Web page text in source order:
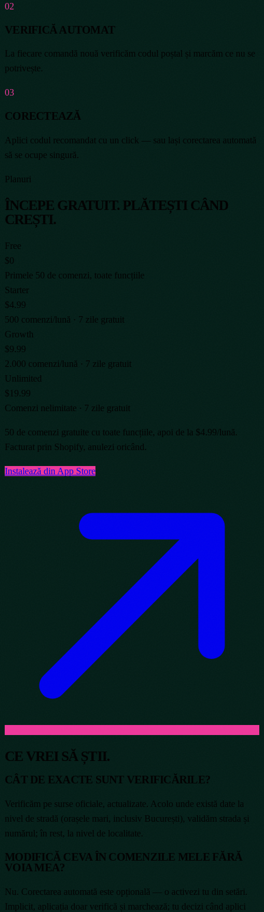
02
VERIFICĂ AUTOMAT
La fiecare comandă nouă verificăm codul poștal și marcăm ce nu se
potrivește.
03
CORECTEAZĂ
Aplici codul recomandat cu un click — sau lași corectarea automată
să se ocupe singură.
Planuri
ÎNCEPE GRATUIT. PLĂTEȘTI CÂND
CREȘTI.
Free
$0
Primele 50 de comenzi, toate funcțiile
Starter
$4.99
500 comenzi/lună · 7 zile gratuit
Growth
$9.99
2.000 comenzi/lună · 7 zile gratuit
Unlimited
$19.99
Comenzi nelimitate · 7 zile gratuit
50 de comenzi gratuite cu toate funcțiile, apoi de la $4.99/lună.
Facturat prin Shopify, anulezi oricând.
Instalează din App Store
CE VREI SĂ ȘTII.
CÂT DE EXACTE SUNT VERIFICĂRILE?
Verificăm pe surse oficiale, actualizate. Acolo unde există date la
nivel de stradă (orașele mari, inclusiv București), validăm strada și
numărul; în rest, la nivel de localitate.
MODIFICĂ CEVA ÎN COMENZILE MELE FĂRĂ
VOIA MEA?
Nu. Corectarea automată este opțională — o activezi tu din setări.
Implicit, aplicația doar verifică și marchează; tu decizi când aplici